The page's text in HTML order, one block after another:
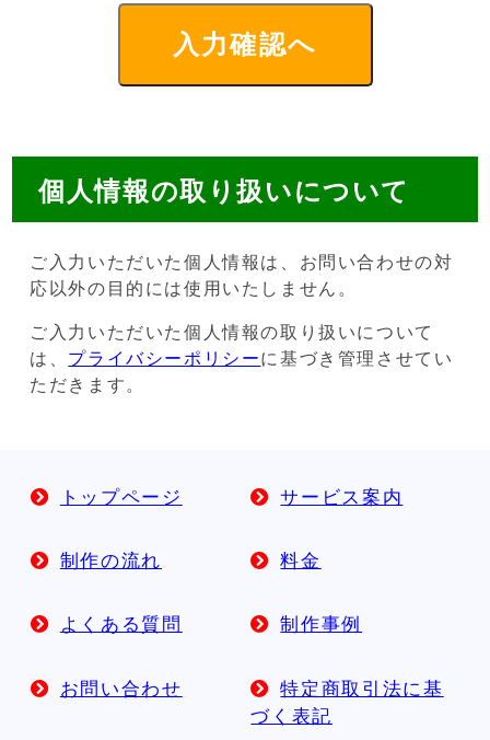
個人情報の取り扱いについて
ご入力いただいた個人情報は、お問い合わせの対
応以外の目的には使用いたしません。
ご入力いただいた個人情報の取り扱いについて
は、 プライバシーポリシーに基づき管理させてい
ただきます。
トップページ サービス案内
制作の流れ 料金
よくある質問 制作事例
お問い合わせ
特定商取引法に基
づく表記